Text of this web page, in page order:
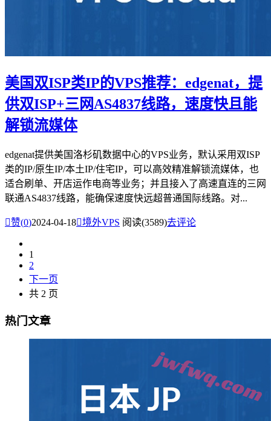
美国双ISP类IP的VPS推荐：edgenat，提
供双ISP+三网AS4837线路，速度快且能
解锁流媒体
edgenat提供美国洛杉矶数据中心的VPS业务，默认采用双ISP
类的IP/原生IP/本土IP/住宅IP，可以高效精准解锁流媒体，也
适合刷单、开店运作电商等业务；并且接入了高速直连的三网
联通AS4837线路，能确保速度快远超普通国际线路。对...
赞(0)2024-04-18境外VPS 阅读(3589)去评论
1
2
下一页
共 2 页
热门文章